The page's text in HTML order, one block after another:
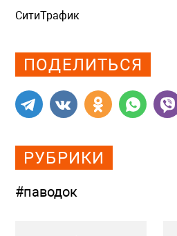
СитиТрафик
ПОДЕЛИТЬСЯ
РУБРИКИ
#паводок